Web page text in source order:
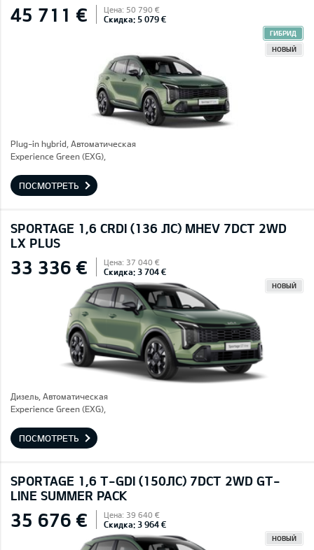
45 711 € Цена: 50 790 €
Скидка: 5 079 €
ГИБРИД
НОВЫЙ
Plug-in hybrid, Автоматическая
Experience Green (EXG),
ПОСМОТРЕТЬ
SPORTAGE 1,6 CRDI (136 ЛС) MHEV 7DCT 2WD
LX PLUS
33 336 € Цена: 37 040 €
Скидка: 3 704 €
НОВЫЙ
Дизель, Автоматическая
Experience Green (EXG),
ПОСМОТРЕТЬ
SPORTAGE 1,6 T-GDI (150ЛС) 7DCT 2WD GT-
LINE SUMMER PACK
35 676 € Цена: 39 640 €
Скидка: 3 964 €
НОВЫЙ